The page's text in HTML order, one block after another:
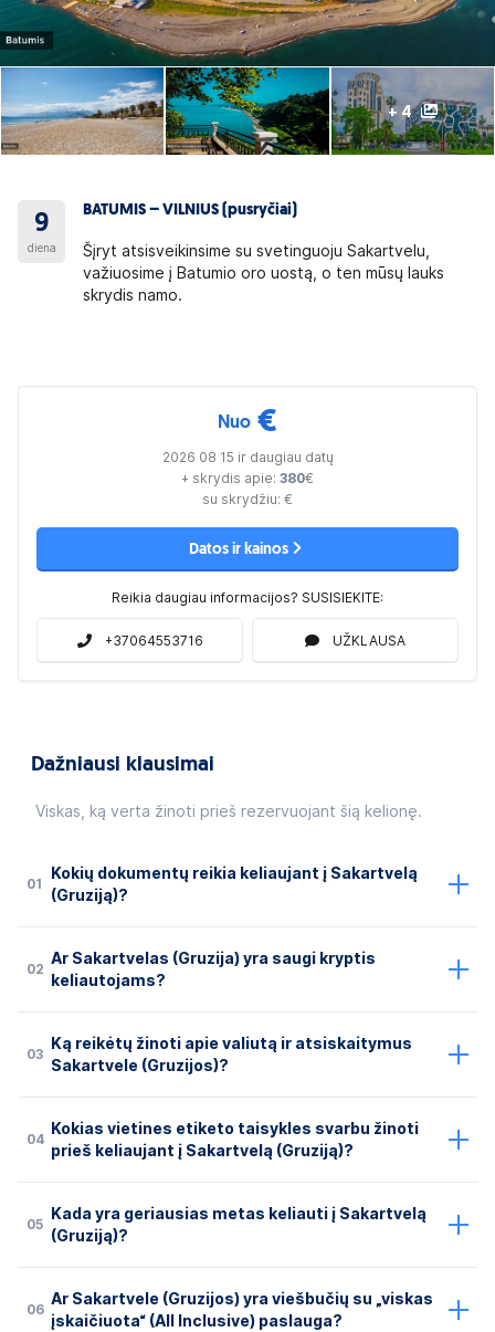
+ 4
9
diena
BATUMIS – VILNIUS (pusryčiai)
Šįryt atsisveikinsime su svetinguoju Sakartvelu,
važiuosime į Batumio oro uostą, o ten mūsų lauks
skrydis namo.
Nuo €
2026 08 15 ir daugiau datų
+ skrydis apie: 380€
su skrydžiu: €
Datos ir kainos
Reikia daugiau informacijos? SUSISIEKITE:
+37064553716 UŽKLAUSA
Dažniausi klausimai
Viskas, ką verta žinoti prieš rezervuojant šią kelionę.
01
Kokių dokumentų reikia keliaujant į Sakartvelą
(Gruziją)?
02
Ar Sakartvelas (Gruzija) yra saugi kryptis
keliautojams?
03
Ką reikėtų žinoti apie valiutą ir atsiskaitymus
Sakartvele (Gruzijos)?
04
Kokias vietines etiketo taisykles svarbu žinoti
prieš keliaujant į Sakartvelą (Gruziją)?
05
Kada yra geriausias metas keliauti į Sakartvelą
(Gruziją)?
06
Ar Sakartvele (Gruzijos) yra viešbučių su „viskas
įskaičiuota“ (All Inclusive) paslauga?